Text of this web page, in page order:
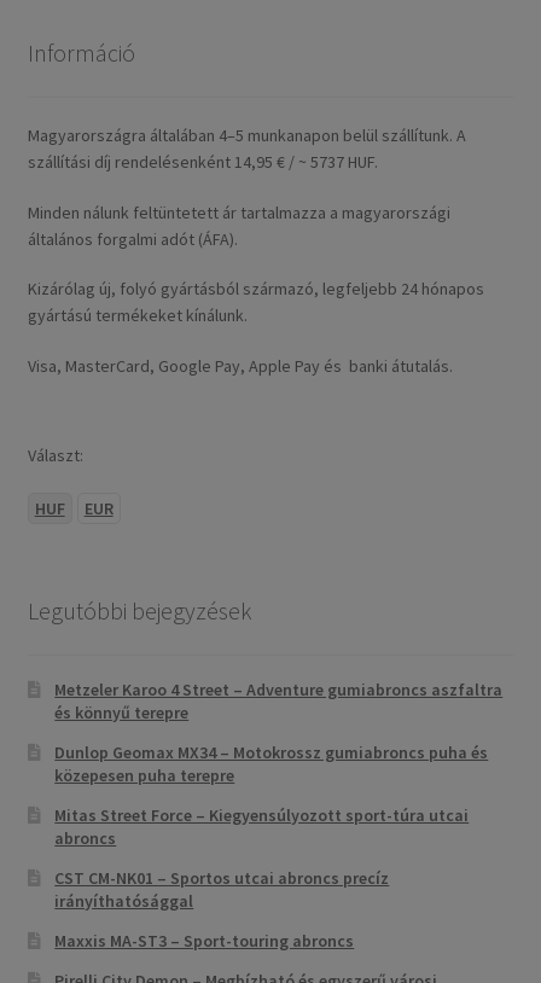
Információ
Magyarországra általában 4–5 munkanapon belül szállítunk. A
szállítási díj rendelésenként 14,95 € / ~ 5737 HUF.
Minden nálunk feltüntetett ár tartalmazza a magyarországi
általános forgalmi adót (ÁFA).
Kizárólag új, folyó gyártásból származó, legfeljebb 24 hónapos
gyártású termékeket kínálunk.
Visa, MasterCard, Google Pay, Apple Pay és banki átutalás.
Választ:
HUF EUR
Legutóbbi bejegyzések
Metzeler Karoo 4 Street – Adventure gumiabroncs aszfaltra
és könnyű terepre
Dunlop Geomax MX34 – Motokrossz gumiabroncs puha és
közepesen puha terepre
Mitas Street Force – Kiegyensúlyozott sport-túra utcai
abroncs
CST CM-NK01 – Sportos utcai abroncs precíz
irányíthatósággal
Maxxis MA-ST3 – Sport-touring abroncs